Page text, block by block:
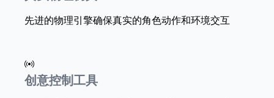
先进的物理引擎确保真实的角色动作和环境交互
创意控制工具